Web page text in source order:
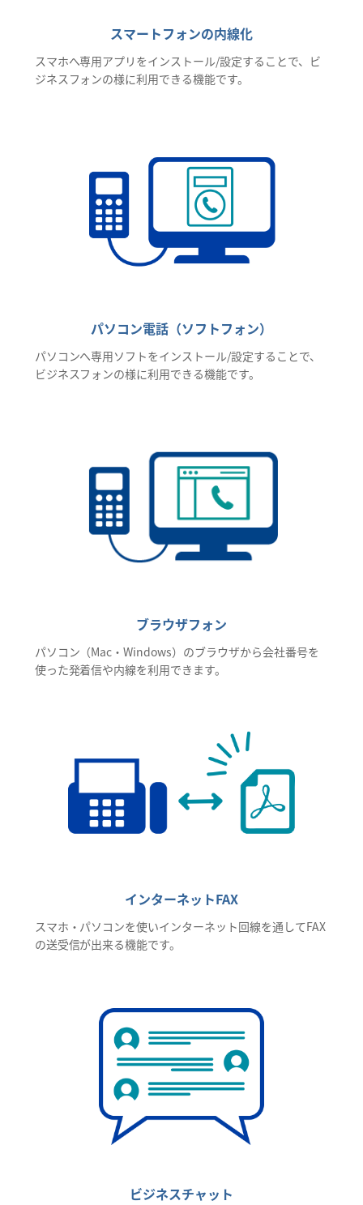
スマートフォンの内線化
スマホへ専用アプリをインストール/設定することで、ビ
ジネスフォンの様に利用できる機能です。
パソコン電話（ソフトフォン）
パソコンへ専用ソフトをインストール/設定することで、
ビジネスフォンの様に利用できる機能です。
ブラウザフォン
パソコン（Mac・Windows）のブラウザから会社番号を
使った発着信や内線を利用できます。
インターネットFAX
スマホ・パソコンを使いインターネット回線を通してFAX
の送受信が出来る機能です。
ビジネスチャット